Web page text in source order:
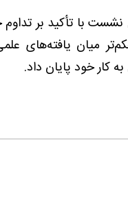
با تأکید بر
میان یافته‌های
کار خود پایان داد.